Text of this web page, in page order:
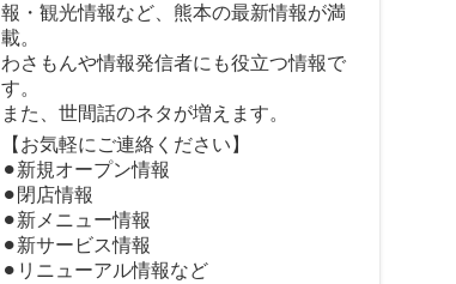
報・観光情報など、熊本の最新情報が満
載。
わさもんや情報発信者にも役立つ情報で
す。
また、世間話のネタが増えます。
【お気軽にご連絡ください】
⚫︎新規オープン情報
⚫︎閉店情報
⚫︎新メニュー情報
⚫︎新サービス情報
⚫︎リニューアル情報など